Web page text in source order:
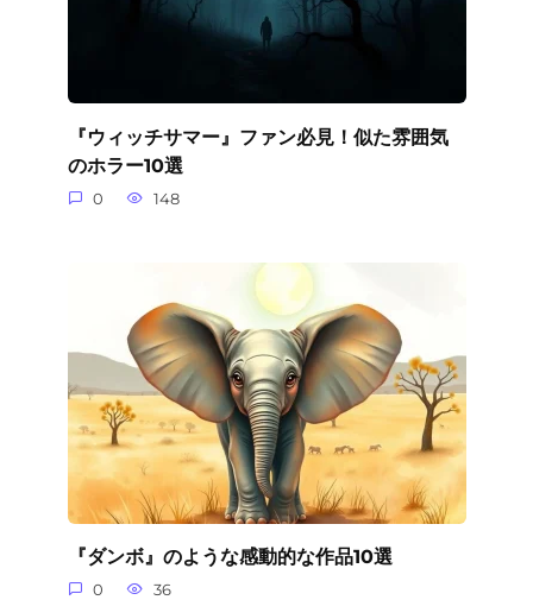
『ウィッチサマー』ファン必見！似た雰囲気
のホラー10選
0 148
『ダンボ』のような感動的な作品10選
0 36